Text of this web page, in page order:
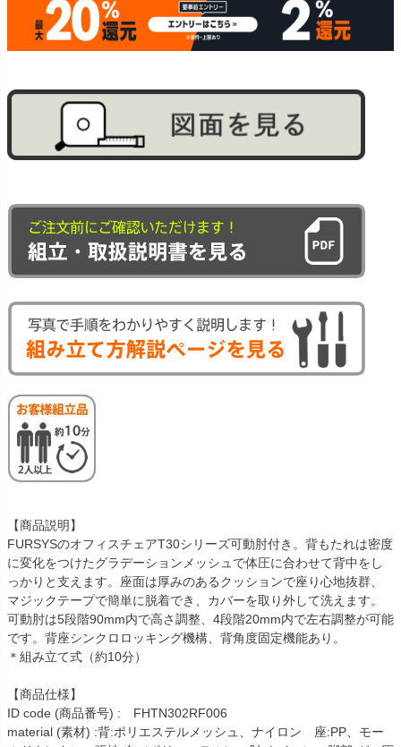
【商品説明】
FURSYSのオフィスチェアT30シリーズ可動肘付き。背もたれは密度
に変化をつけたグラデーションメッシュで体圧に合わせて背中をし
っかりと支えます。座面は厚みのあるクッションで座り心地抜群、
マジックテープで簡単に脱着でき、カバーを取り外して洗えます。
可動肘は5段階90mm内で高さ調整、4段階20mm内で左右調整が可能
です。背座シンクロロッキング機構、背角度固定機能あり。
＊組み立て式（約10分）
【商品仕様】
ID code (商品番号) : FHTN302RF006
material (素材) :背:ポリエステルメッシュ、ナイロン 座:PP、モー